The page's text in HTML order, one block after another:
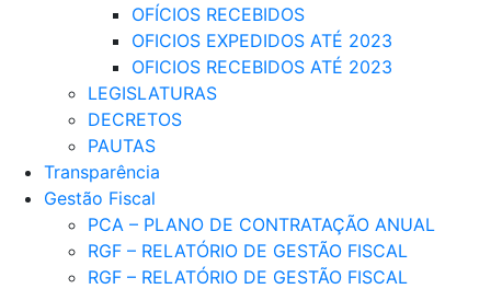
OFÍCIOS RECEBIDOS
OFICIOS EXPEDIDOS ATÉ 2023
OFICIOS RECEBIDOS ATÉ 2023
LEGISLATURAS
DECRETOS
PAUTAS
Transparência
Gestão Fiscal
PCA – PLANO DE CONTRATAÇÃO ANUAL
RGF – RELATÓRIO DE GESTÃO FISCAL
RGF – RELATÓRIO DE GESTÃO FISCAL